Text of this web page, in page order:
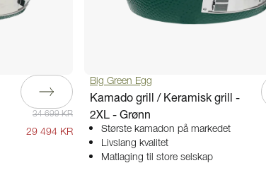
34 699 KR
29 494 KR
Big Green Egg
Kamado grill / Keramisk grill -
2XL - Grønn
Største kamadon på markedet
Livslang kvalitet
Matlaging til store selskap